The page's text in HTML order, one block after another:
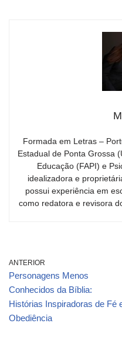
Formada em Letras –
Estadual de Ponta Grossa
Educação (FAPI) e
idealizadora e
possui experiência em
como redatora e revisora
ANTERIOR
Personagens Menos
Conhecidos da Bíblia:
Histórias Inspiradoras de Fé
Obediência